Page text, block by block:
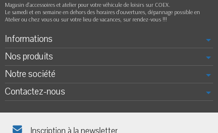
Magasin d'accessoires et atelier pour votre véhicule de loisirs sur COEX.
Le samedi et en semaine en dehors des horaires d'ouvertures, dépannage possible en
Atelier ou chez vous ou sur votre lieu de vacances, sur rendez-vous !!!
Informations
Nos produits
Notre société
Contactez-nous